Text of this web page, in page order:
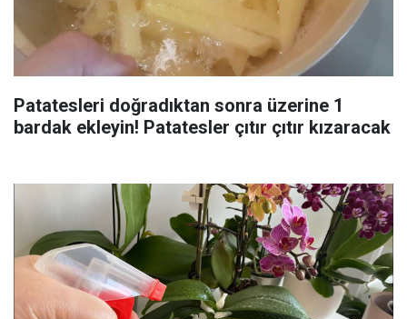
Patatesleri doğradıktan sonra üzerine 1
bardak ekleyin! Patatesler çıtır çıtır kızaracak